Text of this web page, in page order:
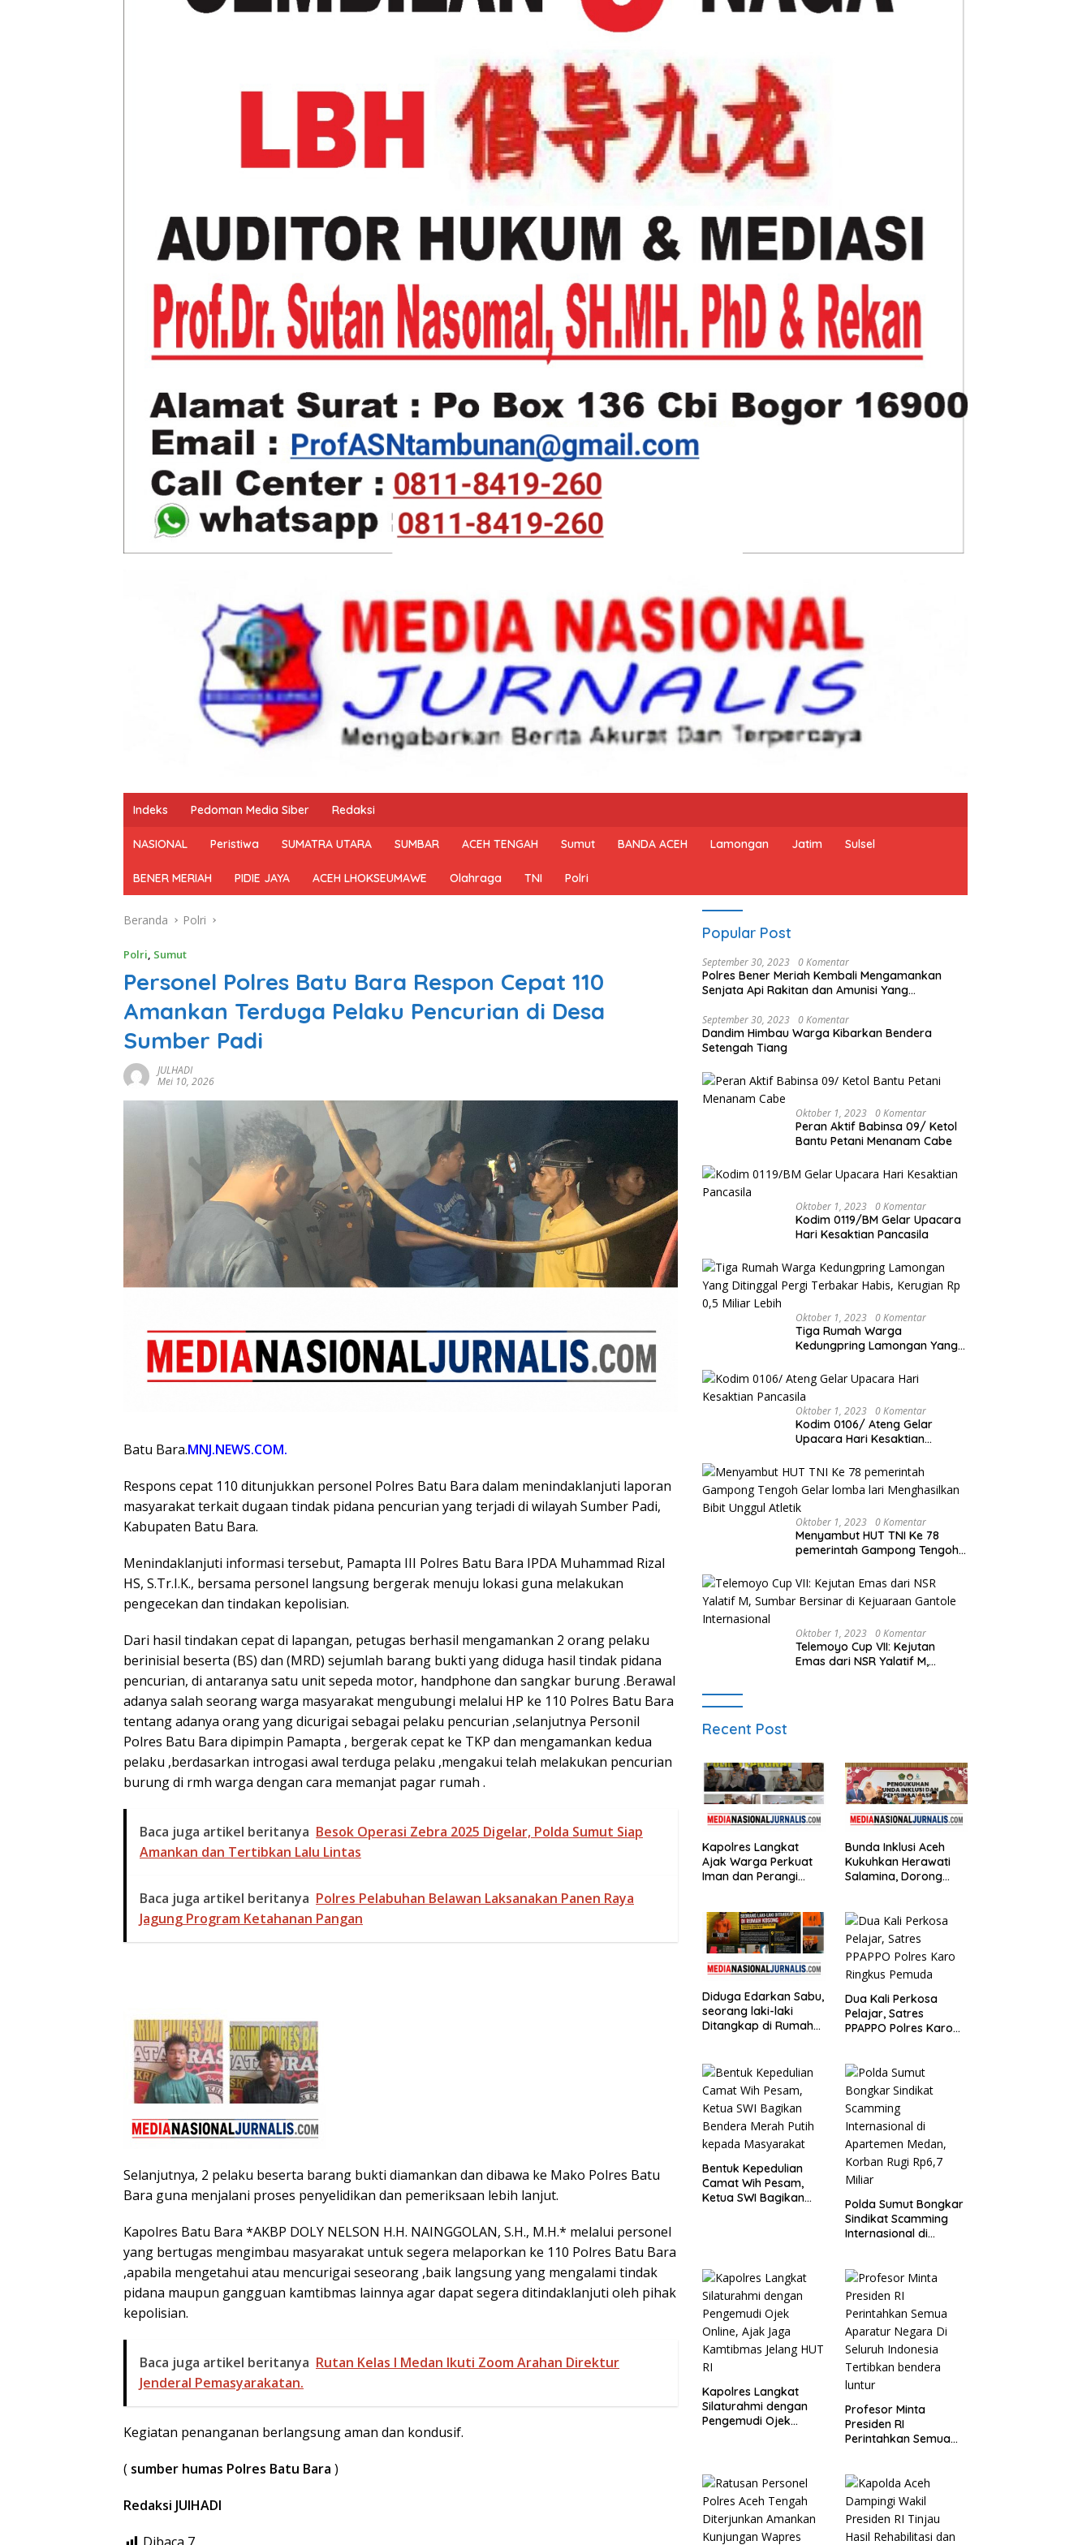
Indeks Pedoman Media Siber Redaksi
NASIONAL Peristiwa SUMATRA UTARA SUMBAR ACEH TENGAH Sumut BANDA ACEH Lamongan Jatim Sulsel
BENER MERIAH PIDIE JAYA ACEH LHOKSEUMAWE Olahraga TNI Polri
Beranda Polri
Polri, Sumut
Personel Polres Batu Bara Respon Cepat 110
Amankan Terduga Pelaku Pencurian di Desa
Sumber Padi
JULHADI
Mei 10, 2026
Batu Bara.MNJ.NEWS.COM.
Respons cepat 110 ditunjukkan personel Polres Batu Bara dalam menindaklanjuti laporan
masyarakat terkait dugaan tindak pidana pencurian yang terjadi di wilayah Sumber Padi,
Kabupaten Batu Bara.
Menindaklanjuti informasi tersebut, Pamapta III Polres Batu Bara IPDA Muhammad Rizal
HS, S.Tr.I.K., bersama personel langsung bergerak menuju lokasi guna melakukan
pengecekan dan tindakan kepolisian.
Dari hasil tindakan cepat di lapangan, petugas berhasil mengamankan 2 orang pelaku
berinisial beserta (BS) dan (MRD) sejumlah barang bukti yang diduga hasil tindak pidana
pencurian, di antaranya satu unit sepeda motor, handphone dan sangkar burung .Berawal
adanya salah seorang warga masyarakat mengubungi melalui HP ke 110 Polres Batu Bara
tentang adanya orang yang dicurigai sebagai pelaku pencurian ,selanjutnya Personil
Polres Batu Bara dipimpin Pamapta , bergerak cepat ke TKP dan mengamankan kedua
pelaku ,berdasarkan introgasi awal terduga pelaku ,mengakui telah melakukan pencurian
burung di rmh warga dengan cara memanjat pagar rumah .
Baca juga artikel beritanya Besok Operasi Zebra 2025 Digelar, Polda Sumut Siap
Amankan dan Tertibkan Lalu Lintas
Baca juga artikel beritanya Polres Pelabuhan Belawan Laksanakan Panen Raya
Jagung Program Ketahanan Pangan
Selanjutnya, 2 pelaku beserta barang bukti diamankan dan dibawa ke Mako Polres Batu
Bara guna menjalani proses penyelidikan dan pemeriksaan lebih lanjut.
Kapolres Batu Bara *AKBP DOLY NELSON H.H. NAINGGOLAN, S.H., M.H.* melalui personel
yang bertugas mengimbau masyarakat untuk segera melaporkan ke 110 Polres Batu Bara
,apabila mengetahui atau mencurigai seseorang ,baik langsung yang mengalami tindak
pidana maupun gangguan kamtibmas lainnya agar dapat segera ditindaklanjuti oleh pihak
kepolisian.
Baca juga artikel beritanya Rutan Kelas I Medan Ikuti Zoom Arahan Direktur
Jenderal Pemasyarakatan.
Kegiatan penanganan berlangsung aman dan kondusif.
( sumber humas Polres Batu Bara )
Redaksi JUlHADI
Popular Post
September 30, 2023 0 Komentar
Polres Bener Meriah Kembali Mengamankan
Senjata Api Rakitan dan Amunisi Yang
September 30, 2023 0 Komentar
Dandim Himbau Warga Kibarkan Bendera
Setengah Tiang
Oktober 1, 2023 0 Komentar
Peran Aktif Babinsa 09/ Ketol
Bantu Petani Menanam Cabe
Oktober 1, 2023 0 Komentar
Kodim 0119/BM Gelar Upacara
Hari Kesaktian Pancasila
Oktober 1, 2023 0 Komentar
Tiga Rumah Warga
Kedungpring Lamongan Yang
Kerugian Rp 0,5 Miliar Lebih
Oktober 1, 2023 0 Komentar
Kodim 0106/ Ateng Gelar
Upacara Hari Kesaktian
Oktober 1, 2023 0 Komentar
Menyambut HUT TNI Ke 78
pemerintah Gampong Tengoh
Bibit Unggul Atletik
Oktober 1, 2023 0 Komentar
Telemoyo Cup VII: Kejutan
Emas dari NSR Yalatif M,
Recent Post
Kapolres Langkat
Ajak Warga Perkuat
Iman dan Perangi
Bunda Inklusi Aceh
Kukuhkan Herawati
Salamina, Dorong
Tamiang
Diduga Edarkan Sabu,
seorang laki-laki
Ditangkap di Rumah
dan Puluhan Plastik
Klip
Dua Kali Perkosa
Pelajar, Satres
PPAPPO Polres Karo
Bentuk Kepedulian
Camat Wih Pesam,
Ketua SWI Bagikan
Polda Sumut Bongkar
Sindikat Scamming
Internasional di
Miliar
Kapolres Langkat
Silaturahmi dengan
Pengemudi Ojek
Profesor Minta
Presiden RI
Perintahkan Semua
Tertibkan bendera
luntur